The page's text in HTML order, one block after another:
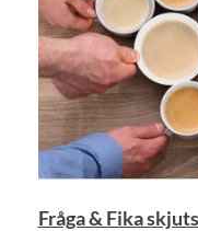
Fråga & Fika